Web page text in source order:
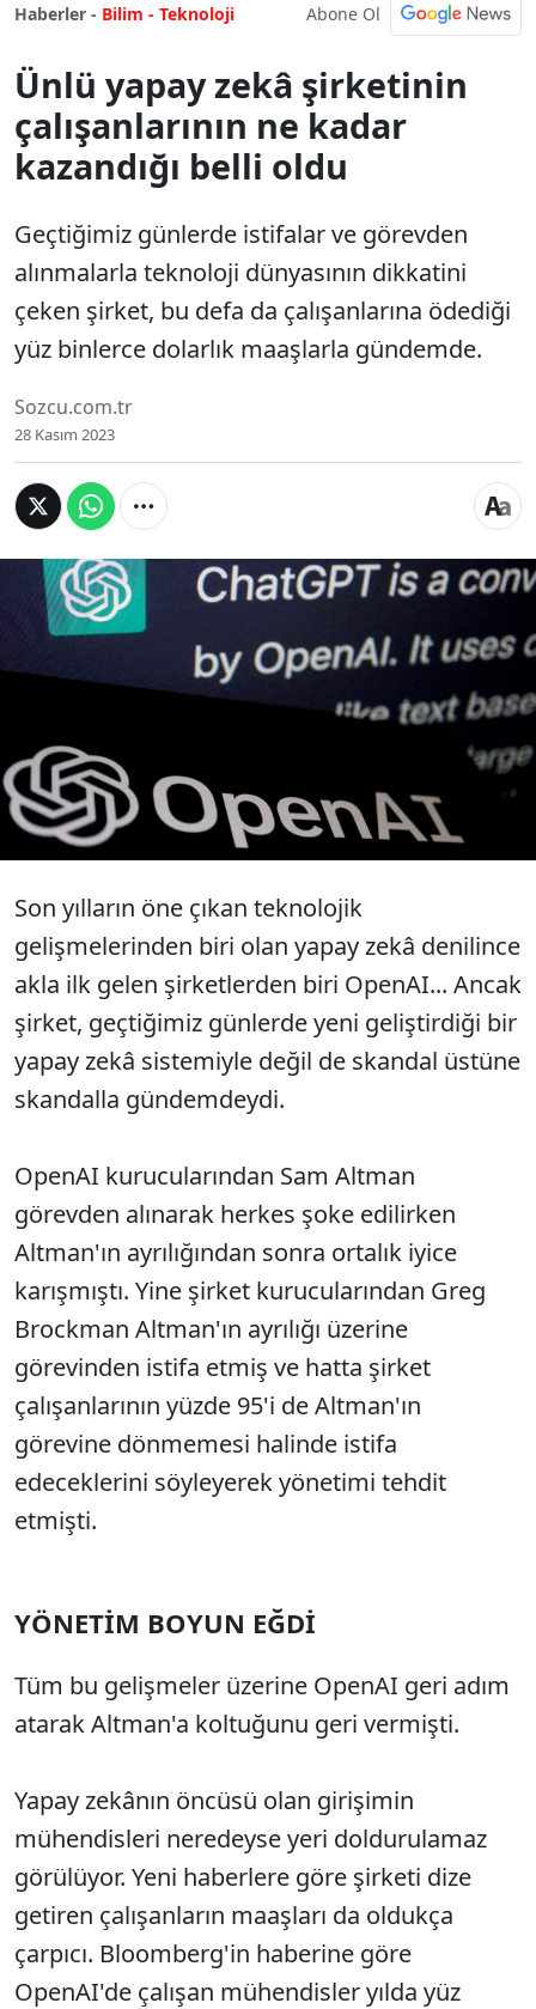
Haberler - Bilim - Teknoloji Abone Ol
Ünlü yapay zekâ şirketinin
çalışanlarının ne kadar
kazandığı belli oldu
Geçtiğimiz günlerde istifalar ve görevden
alınmalarla teknoloji dünyasının dikkatini
çeken şirket, bu defa da çalışanlarına ödediği
yüz binlerce dolarlık maaşlarla gündemde.
Sozcu.com.tr
28 Kasım 2023
Geçtiğimiz günlerde istifalar ve görevden
alınmalarla teknoloji dünyasının dikkatini
çeken şirket, bu defa da çalışanlarına
Son yılların öne çıkan teknolojik
gelişmelerinden biri olan yapay zekâ denilince
akla ilk gelen şirketlerden biri OpenAI... Ancak
şirket, geçtiğimiz günlerde yeni geliştirdiği bir
yapay zekâ sistemiyle değil de skandal üstüne
skandalla gündemdeydi.
OpenAI kurucularından Sam Altman
görevden alınarak herkes şoke edilirken
Altman'ın ayrılığından sonra ortalık iyice
karışmıştı. Yine şirket kurucularından Greg
Brockman Altman'ın ayrılığı üzerine
görevinden istifa etmiş ve hatta şirket
çalışanlarının yüzde 95'i de Altman'ın
görevine dönmemesi halinde istifa
edeceklerini söyleyerek yönetimi tehdit
etmişti.
YÖNETİM BOYUN EĞDİ
Tüm bu gelişmeler üzerine OpenAI geri adım
atarak Altman'a koltuğunu geri vermişti.
Yapay zekânın öncüsü olan girişimin
mühendisleri neredeyse yeri doldurulamaz
görülüyor. Yeni haberlere göre şirketi dize
getiren çalışanların maaşları da oldukça
çarpıcı. Bloomberg'in haberine göre
OpenAI'de çalışan mühendisler yılda yüz